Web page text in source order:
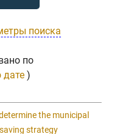
поиска
по
дате )
the municipal
strategy